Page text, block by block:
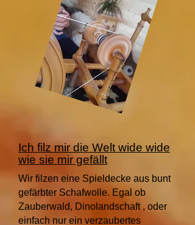
Ich filz mir die Welt wide wide
wie sie mir gefällt
Wir filzen eine Spieldecke aus bunt
gefärbter Schafwolle. Egal ob
Zauberwald, Dinolandschaft , oder
einfach nur ein verzaubertes